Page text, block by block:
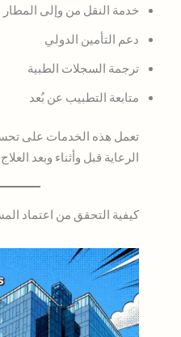
خدمة النقل من وإلى المطار
دعم التأمين الدولي
ترجمة السجلات الطبية
متابعة التطبيب عن بُعد
تعمل هذه الخدمات على
الرعاية قبل وأثناء وبعد
كيفية التحقق من اعتماد